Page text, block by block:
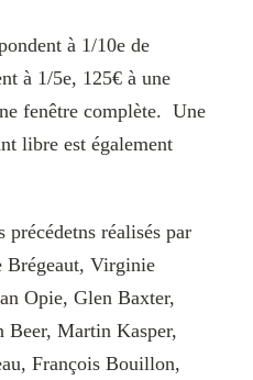
à 1/10e de
à 1/5e, 125€ à une
fenêtre complète. Une
libre est également
précédetns réalisés par
Brégeaut, Virginie
Opie, Glen Baxter,
Beer, Martin Kasper,
François Bouillon,